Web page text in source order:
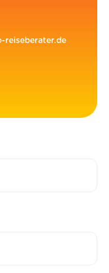
reiseberater.de